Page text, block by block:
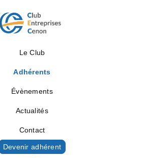
Le Club
Adhérents
Évènements
Actualités
Contact
Devenir adhérent